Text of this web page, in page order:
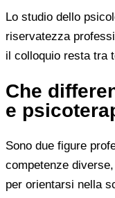
Lo studio dello
riservatezza
il colloquio resta tra
Che
e
Sono due figure
competenze
per orientarsi nella